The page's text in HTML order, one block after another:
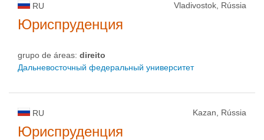
RU Vladivostok, Rússia
Юриспруденция
grupo de áreas: direito
Дальневосточный федеральный университет
RU Kazan, Rússia
Юриспруденция